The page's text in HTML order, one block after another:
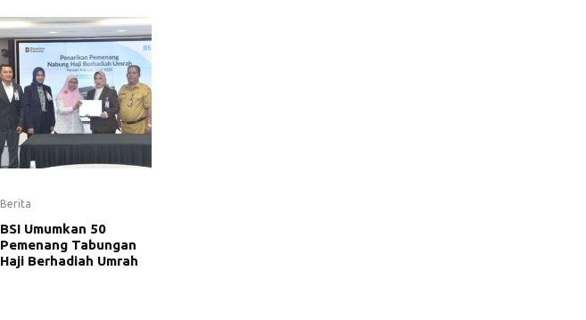
Berita
BSI Umumkan 50
Pemenang Tabungan
Haji Berhadiah Umrah